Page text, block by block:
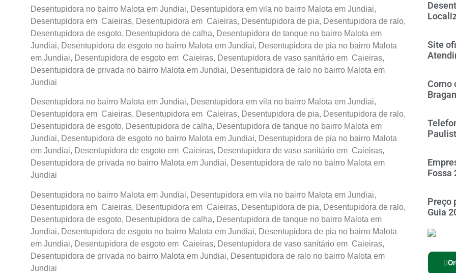
Desentupidora no bairro Malota em Jundiai, Desentupidora em vila no bairro Malota em Jundiai,
Desentupidora em Caieiras, Desentupidora em Caieiras, Desentupidora de pia, Desentupidora de ralo,
Desentupidora de esgoto, Desentupidora de calha, Desentupidora de tanque no bairro Malota em
Jundiai, Desentupidora de esgoto no bairro Malota em Jundiai, Desentupidora de pia no bairro Malota
em Jundiai, Desentupidora de esgoto em Caieiras, Desentupidora de vaso sanitário em Caieiras,
Desentupidora de privada no bairro Malota em Jundiai, Desentupidora de ralo no bairro Malota em
Jundiai
Desentupidora no bairro Malota em Jundiai, Desentupidora em vila no bairro Malota em Jundiai,
Desentupidora em Caieiras, Desentupidora em Caieiras, Desentupidora de pia, Desentupidora de ralo,
Desentupidora de esgoto, Desentupidora de calha, Desentupidora de tanque no bairro Malota em
Jundiai, Desentupidora de esgoto no bairro Malota em Jundiai, Desentupidora de pia no bairro Malota
em Jundiai, Desentupidora de esgoto em Caieiras, Desentupidora de vaso sanitário em Caieiras,
Desentupidora de privada no bairro Malota em Jundiai, Desentupidora de ralo no bairro Malota em
Jundiai
Desentupidora no bairro Malota em Jundiai, Desentupidora em vila no bairro Malota em Jundiai,
Desentupidora em Caieiras, Desentupidora em Caieiras, Desentupidora de pia, Desentupidora de ralo,
Desentupidora de esgoto, Desentupidora de calha, Desentupidora de tanque no bairro Malota em
Jundiai, Desentupidora de esgoto no bairro Malota em Jundiai, Desentupidora de pia no bairro Malota
em Jundiai, Desentupidora de esgoto em Caieiras, Desentupidora de vaso sanitário em Caieiras,
Desentupidora de privada no bairro Malota em Jundiai, Desentupidora de ralo no bairro Malota em
Jundiai
Site
Como
Fossa
Preço
Guia